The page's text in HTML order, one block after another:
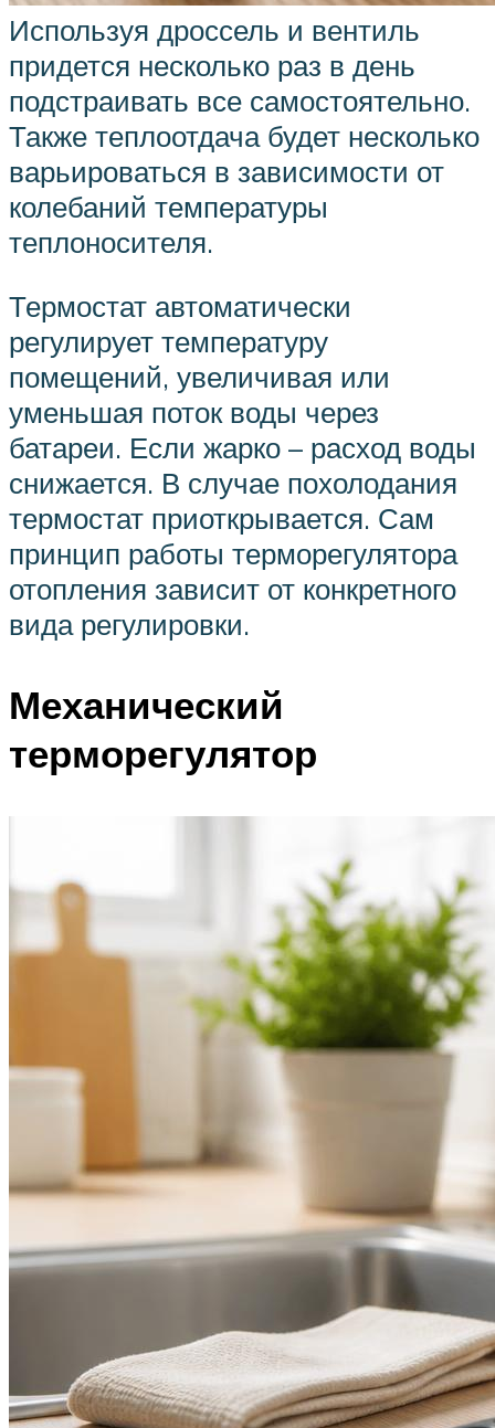
Используя дроссель и вентиль
придется несколько раз в день
подстраивать все самостоятельно.
Также теплоотдача будет несколько
варьироваться в зависимости от
колебаний температуры
теплоносителя.
Термостат автоматически
регулирует температуру
помещений, увеличивая или
уменьшая поток воды через
батареи. Если жарко – расход воды
снижается. В случае похолодания
термостат приоткрывается. Сам
принцип работы терморегулятора
отопления зависит от конкретного
вида регулировки.
Механический
терморегулятор